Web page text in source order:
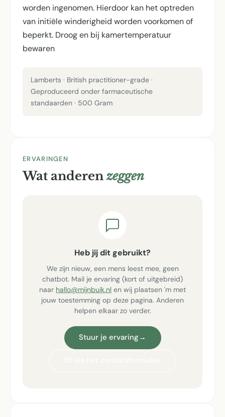
worden ingenomen. Hierdoor kan het optreden
van initiële winderigheid worden voorkomen of
beperkt. Droog en bij kamertemperatuur
bewaren
Lamberts · British practitioner-grade ·
Geproduceerd onder farmaceutische
standaarden · 500 Gram
ERVARINGEN
Wat anderenzeggen
Heb jij dit gebruikt?
We zijn nieuw, een mens leest mee, geen
chatbot. Mail je ervaring (kort of uitgebreid)
naar hallo@mijnbuik.nl en wij plaatsen 'm met
jouw toestemming op deze pagina. Anderen
helpen elkaar zo verder.
Stuur je ervaring →